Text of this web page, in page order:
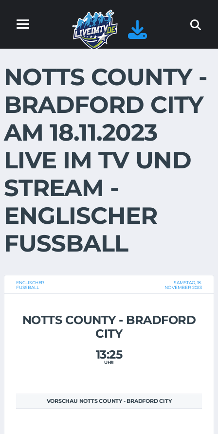
NOTTS COUNTY -
BRADFORD CITY
AM 18.11.2023
LIVE IM TV UND
STREAM -
ENGLISCHER
FUSSBALL
ENGLISCHER
FUSSBALL
SAMSTAG, 18.
NOVEMBER 2023
NOTTS COUNTY - BRADFORD
CITY
13:25
UHR
VORSCHAU NOTTS COUNTY - BRADFORD CITY